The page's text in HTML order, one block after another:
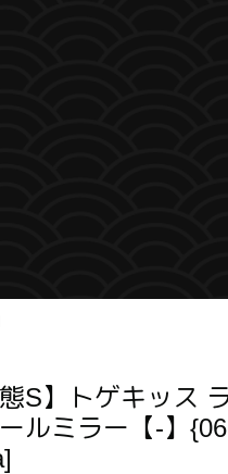
態S】トゲキッス
ルミラー【-】